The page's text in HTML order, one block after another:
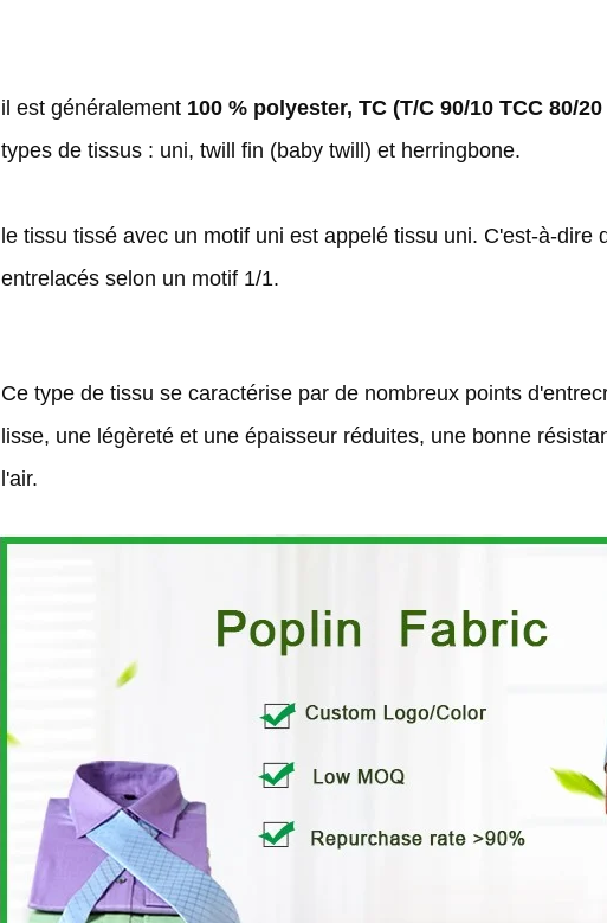
il est généralement 100 % polyester, TC (T/C 90/10 TCC 80/
types de tissus : uni, twill fin (baby twill) et herringbone.
le tissu tissé avec un motif uni est appelé tissu uni. C'est-à-
entrelacés selon un motif 1/1.
Ce type de tissu se caractérise par de nombreux points
lisse, une légèreté et une épaisseur réduites, une bonne
l'air.